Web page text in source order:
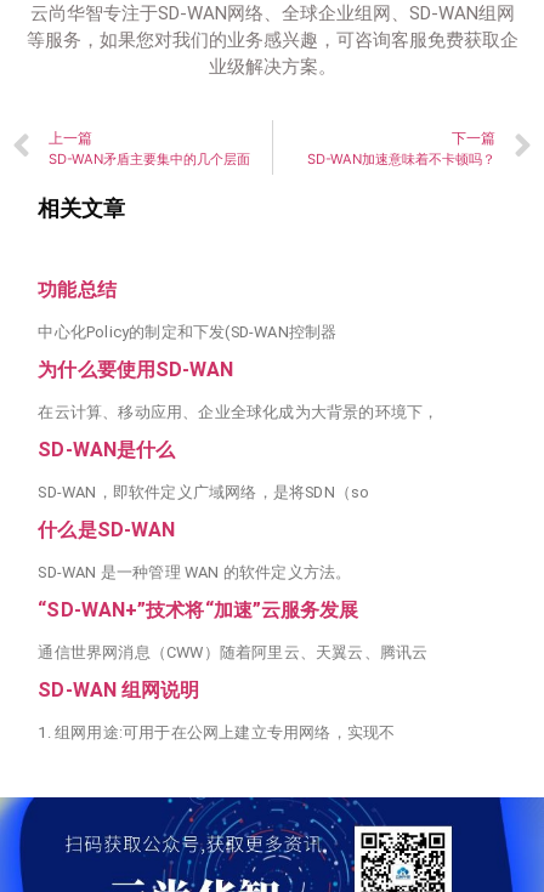
云尚华智专注于SD-WAN网络、全球企业组网、SD-WAN组网
等服务，如果您对我们的业务感兴趣，可咨询客服免费获取企
业级解决方案。
上一篇
SD-WAN矛盾主要集中的几个层面
下一篇
SD-WAN加速意味着不卡顿吗？
相关文章
功能总结
中心化Policy的制定和下发(SD-WAN控制器
为什么要使用SD-WAN
在云计算、移动应用、企业全球化成为大背景的环境下，
SD-WAN是什么
SD-WAN，即软件定义广域网络，是将SDN（so
什么是SD-WAN
SD-WAN 是一种管理 WAN 的软件定义方法。
“SD-WAN+”技术将“加速”云服务发展
通信世界网消息（CWW）随着阿里云、天翼云、腾讯云
SD-WAN 组网说明
1. 组网用途:可用于在公网上建立专用网络，实现不